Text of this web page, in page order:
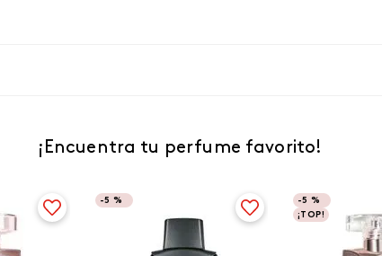
¡Encuentra tu perfume favorito!
-5 % -5 %
¡TOP!